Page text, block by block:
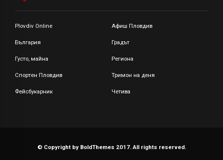
Plovdiv Online Афиш Пловдив
България Градът
Густо, майна Региона
Спортен Пловдив Тримон на деня
Фейсбукарник Четива
© Copyright by BoldThemes 2017. All rights reserved.